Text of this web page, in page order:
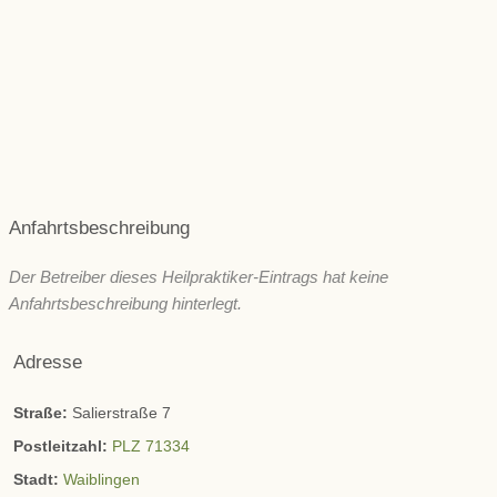
Anfahrtsbeschreibung
Der Betreiber dieses Heilpraktiker-Eintrags hat keine
Anfahrtsbeschreibung hinterlegt.
Adresse
Straße: Salierstraße 7
Postleitzahl: PLZ 71334
Stadt: Waiblingen